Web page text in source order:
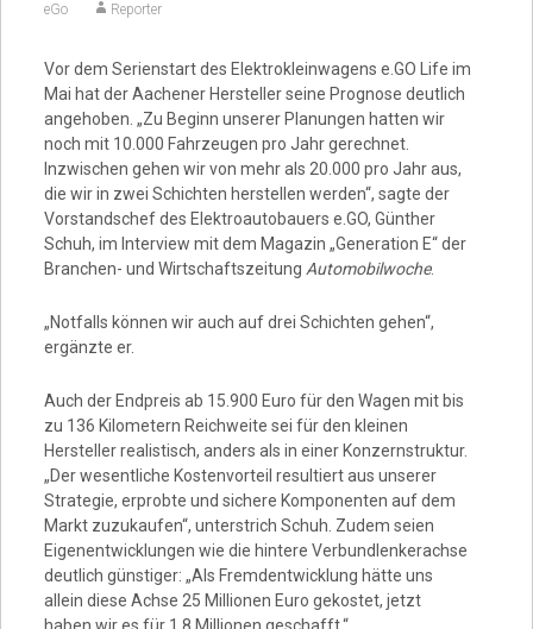
eGo Reporter
Vor dem Serienstart des Elektrokleinwagens e.GO Life im
Mai hat der Aachener Hersteller seine Prognose deutlich
angehoben. „Zu Beginn unserer Planungen hatten wir
noch mit 10.000 Fahrzeugen pro Jahr gerechnet.
Inzwischen gehen wir von mehr als 20.000 pro Jahr aus,
die wir in zwei Schichten herstellen werden“, sagte der
Vorstandschef des Elektroautobauers e.GO, Günther
Schuh, im Interview mit dem Magazin „Generation E“ der
Branchen- und Wirtschaftszeitung Automobilwoche.
„Notfalls können wir auch auf drei Schichten gehen“,
ergänzte er.
Auch der Endpreis ab 15.900 Euro für den Wagen mit bis
zu 136 Kilometern Reichweite sei für den kleinen
Hersteller realistisch, anders als in einer Konzernstruktur.
„Der wesentliche Kostenvorteil resultiert aus unserer
Strategie, erprobte und sichere Komponenten auf dem
Markt zuzukaufen“, unterstrich Schuh. Zudem seien
Eigenentwicklungen wie die hintere Verbundlenkerachse
deutlich günstiger: „Als Fremdentwicklung hätte uns
allein diese Achse 25 Millionen Euro gekostet, jetzt